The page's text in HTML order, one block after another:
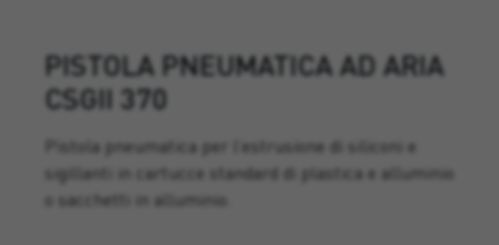
PISTOLA PNEUMATICA AD ARIA
CSGII 370
Pistola pneumatica per l’estrusione di siliconi e
sigillanti in cartucce standard di plastica e alluminio
o sacchetti in alluminio.